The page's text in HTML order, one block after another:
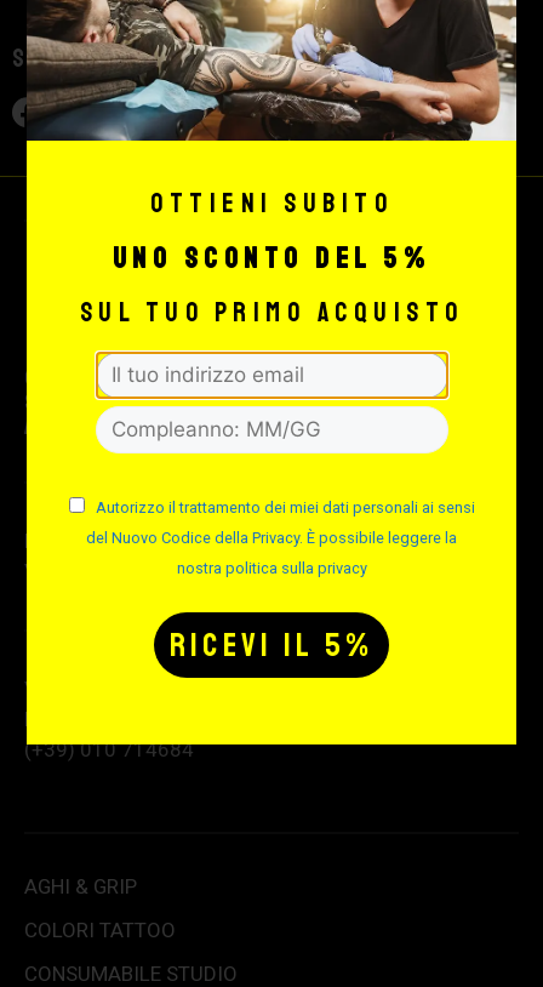
Seguici sui social
© 2026 Max Signorello Tattoo
supply srl.
All rights reserved.
P.IVA e C.F. e Reg. Imprese 02189670991
VAT number: IT02189670991
Via Albisola 31 – 16162 Genova GE
Per info e assistenza telefonica:
(+39) 010 714684
AGHI & GRIP
COLORI TATTOO
CONSUMABILE STUDIO
Ottieni subito
uno sconto del 5%
sul tuo primo acquisto
Autorizzo il trattamento dei miei dati personali ai sensi
del Nuovo Codice della Privacy. È possibile leggere la
nostra politica sulla privacy